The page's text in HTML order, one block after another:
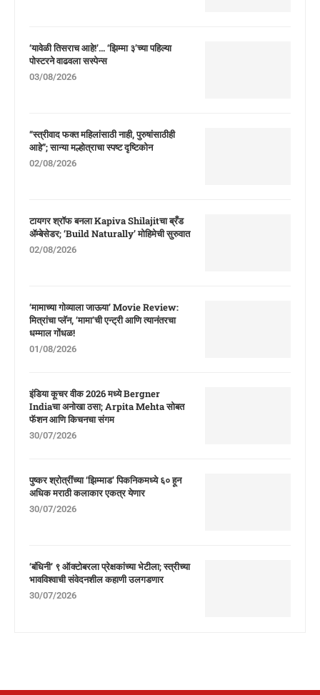
‘यावेळी तिसराच आहे!’… ‘झिम्मा ३’च्या पहिल्या
पोस्टरने वाढवला सस्पेन्स
03/08/2026
“स्त्रीवाद फक्त महिलांसाठी नाही, पुरुषांसाठीही
आहे”; सान्या मल्होत्राचा स्पष्ट दृष्टिकोन
02/08/2026
टायगर श्रॉफ बनला Kapiva Shilajitचा ब्रँड
ॲम्बेसेडर; ‘Build Naturally’ मोहिमेची सुरुवात
02/08/2026
‘मामाच्या गोव्याला जाऊया’ Movie Review:
मित्रांचा प्लॅन, ‘मामा’ची एन्ट्री आणि त्यानंतरचा
धम्माल गोंधळ!
01/08/2026
इंडिया कूचर वीक 2026 मध्ये Bergner
Indiaचा अनोखा ठसा; Arpita Mehta सोबत
फॅशन आणि किचनचा संगम
30/07/2026
पुष्कर श्रोत्रींच्या ‘झिम्माड’ पिकनिकमध्ये ६० हून
अधिक मराठी कलाकार एकत्र येणार
30/07/2026
‘बंधिनी’ ९ ऑक्टोबरला प्रेक्षकांच्या भेटीला; स्त्रीच्या
भावविश्वाची संवेदनशील कहाणी उलगडणार
30/07/2026